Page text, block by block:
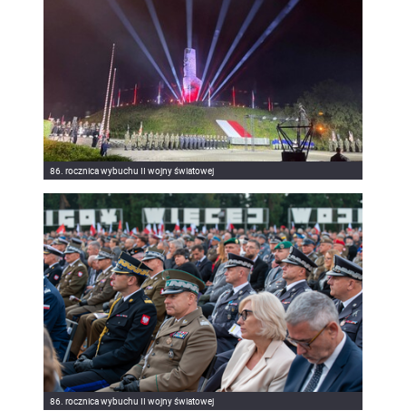
86. rocznica wybuchu II wojny światowej
86. rocznica wybuchu II wojny światowej